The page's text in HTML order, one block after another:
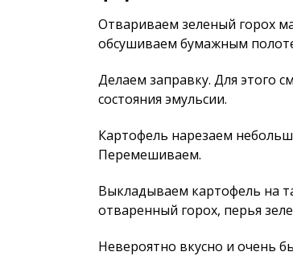
Отвариваем зеленый горох
обсушиваем бумажным
Делаем заправку. Для этого
состояния эмульсии.
Картофель нарезаем
Перемешиваем.
Выкладываем картофель на
отваренный горох, перья
Невероятно вкусно и очень